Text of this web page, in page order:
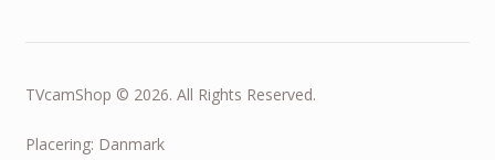
TVcamShop © 2026. All Rights Reserved.
Placering: Danmark